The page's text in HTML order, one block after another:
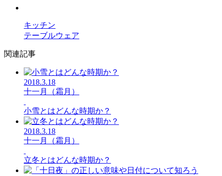
キッチン
テーブルウェア
関連記事
2018.3.18
十一月（霜月）
小雪とはどんな時期か？
2018.3.18
十一月（霜月）
立冬とはどんな時期か？